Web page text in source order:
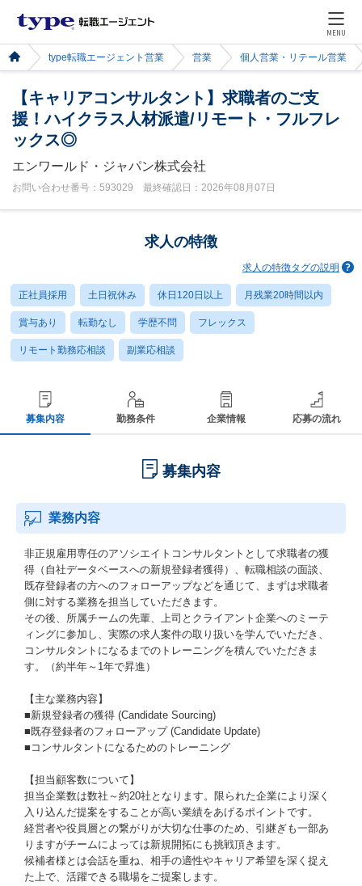
MENU
type転職エージェント営業 営業 個人営業・リテール営業
【キャリアコンサルタント】求職者のご支
援！ハイクラス人材派遣/リモート・フルフレ
ックス◎
エンワールド・ジャパン株式会社
お問い合わせ番号：593029 最終確認日：2026年08月07日
求人の特徴
求人の特徴タグの説明
正社員採用 土日祝休み 休日120日以上 月残業20時間以内
賞与あり 転勤なし 学歴不問 フレックス
リモート勤務応相談 副業応相談
募集内容 勤務条件 企業情報 応募の流れ
募集内容
業務内容
非正規雇用専任のアソシエイトコンサルタントとして求職者の獲
得（自社データベースへの新規登録者獲得）、転職相談の面談、
既存登録者の方へのフォローアップなどを通じて、まずは求職者
側に対する業務を担当していただきます。
その後、所属チームの先輩、上司とクライアント企業へのミーテ
ィングに参加し、実際の求人案件の取り扱いを学んでいただき、
コンサルタントになるまでのトレーニングを積んでいただきま
す。（約半年～1年で昇進）
【主な業務内容】
■新規登録者の獲得 (Candidate Sourcing)
■既存登録者のフォローアップ (Candidate Update)
■コンサルタントになるためのトレーニング
【担当顧客数について】
担当企業数は数社～約20社となります。限られた企業により深く
入り込んだ提案をすることが高い業績をあげるポイントです。
経営者や役員層との繋がりが大切な仕事のため、引継ぎも一部あ
りますがチームによっては新規開拓にも挑戦頂きます。
候補者様とは会話を重ね、相手の適性やキャリア希望を深く捉え
た上で、活躍できる職場をご提案します。